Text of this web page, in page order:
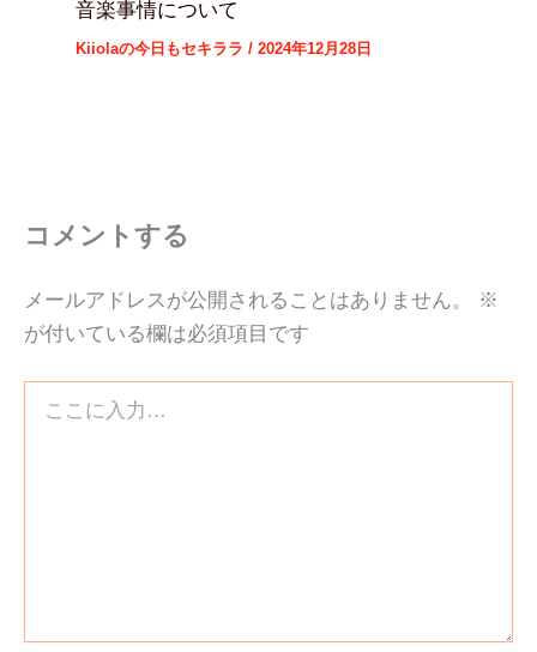
音楽事情について
Kiiolaの今日もセキララ / 2024年12月28日
コメントする
メールアドレスが公開されることはありません。
※
が付いている欄は必須項目です